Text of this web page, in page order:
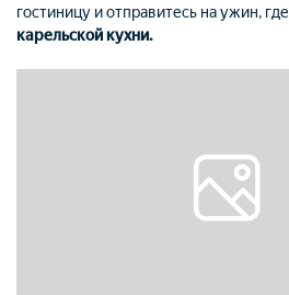
гостиницу и отправитесь на ужин, где
карельской кухни.